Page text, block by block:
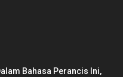
Bahasa Perancis Ini,